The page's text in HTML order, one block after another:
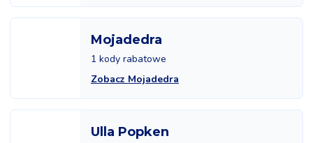
Mojadedra
1 kody rabatowe
Zobacz Mojadedra
Ulla Popken